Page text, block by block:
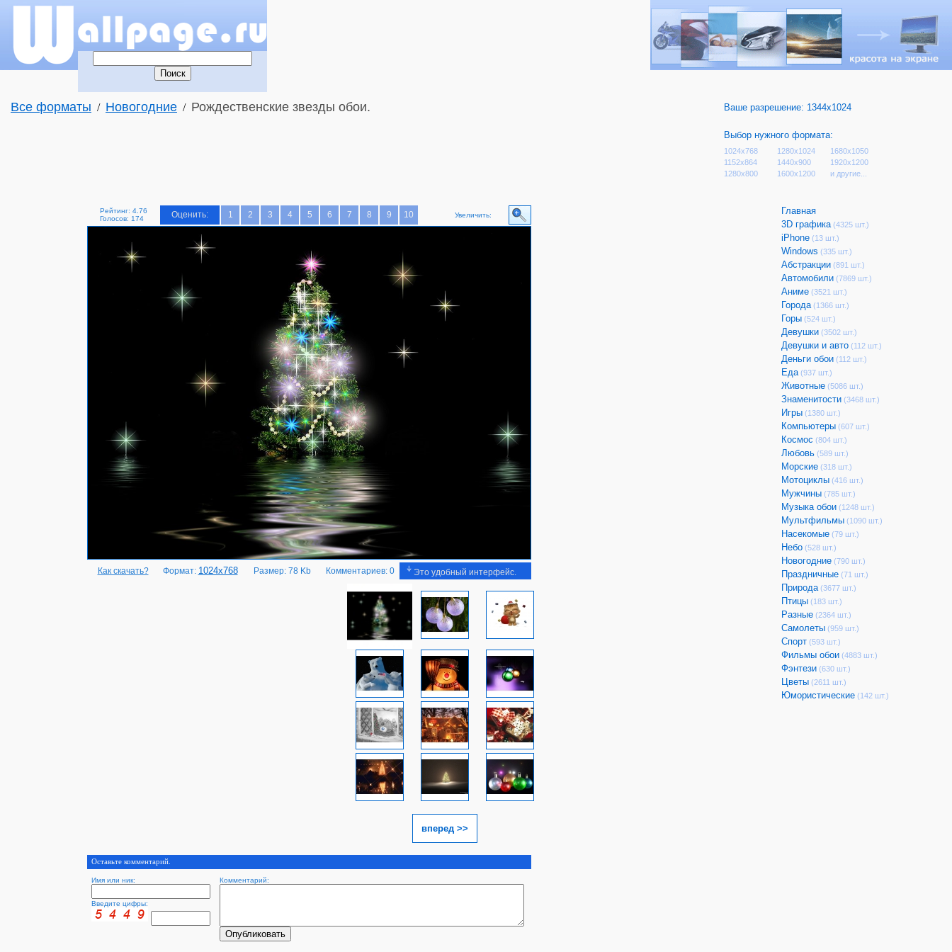
Все форматы / Новогодние / Рождественские звезды обои. Ваше разрешение: 1344x1024
Выбор нужного формата:
1024x768 1280x1024
1680x1050
1152x864
1440x900
1920x1200
1280x800
1600x1200 и другие...
Рейтинг: 4.76
Голосов: 174
Оценить: 1 2 3 4 5 6 7 8 9 10 Увеличить:
Как скачать? Формат: 1024x768 Размер: 78 Kb Комментариев: 0 Это удобный интерфейс.
вперед >>
Оставьте комментарий.
Имя или ник: Комментарий:
Введите цифры:
Главная
3D графика (4325 шт.)
iPhone (13 шт.)
Windows (335 шт.)
Абстракции (891 шт.)
Автомобили (7869 шт.)
Аниме (3521 шт.)
Города (1366 шт.)
Горы (524 шт.)
Девушки (3502 шт.)
Девушки и авто (112 шт.)
Деньги обои (112 шт.)
Еда (937 шт.)
Животные (5086 шт.)
Знаменитости (3468 шт.)
Игры (1380 шт.)
Компьютеры (607 шт.)
Космос (804 шт.)
Любовь (589 шт.)
Морские (318 шт.)
Мотоциклы (416 шт.)
Мужчины (785 шт.)
Музыка обои (1248 шт.)
Мультфильмы (1090 шт.)
Насекомые (79 шт.)
Небо (528 шт.)
Новогодние (790 шт.)
Праздничные (71 шт.)
Природа (3677 шт.)
Птицы (183 шт.)
Разные (2364 шт.)
Самолеты (959 шт.)
Спорт (593 шт.)
Фильмы обои (4883 шт.)
Фэнтези (630 шт.)
Цветы (2611 шт.)
Юмористические (142 шт.)